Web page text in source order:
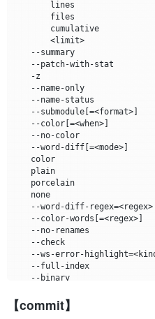
--
--
--
--
    --submodule
[=<format>]
    --color
[=<when>]
--
    --word-diff
[=<mode>]
    --word-diff-regex
=
    --color-words
[=<regex>]
--
    --ws-error-highlight
=
--
--
    -B
[ <n>][/<m>
    -M
[<n> ], --find-renames
【commit】